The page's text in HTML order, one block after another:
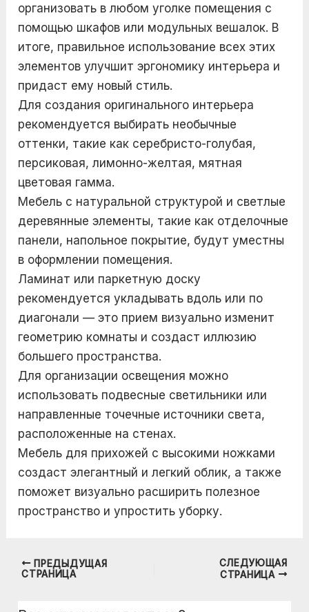
организовать в любом уголке помещения с
помощью шкафов или модульных вешалок. В
итоге, правильное использование всех этих
элементов улучшит эргономику интерьера и
придаст ему новый стиль.
Для создания оригинального интерьера
рекомендуется выбирать необычные
оттенки, такие как серебристо-голубая,
персиковая, лимонно-желтая, мятная
цветовая гамма.
Мебель с натуральной структурой и светлые
деревянные элементы, такие как отделочные
панели, напольное покрытие, будут уместны
в оформлении помещения.
Ламинат или паркетную доску
рекомендуется укладывать вдоль или по
диагонали — это прием визуально изменит
геометрию комнаты и создаст иллюзию
большего пространства.
Для организации освещения можно
использовать подвесные светильники или
направленные точечные источники света,
расположенные на стенах.
Мебель для прихожей с высокими ножками
создаст элегантный и легкий облик, а также
поможет визуально расширить полезное
пространство и упростить уборку.
Навигация
ПРЕДЫДУЩАЯ
СТРАНИЦА
СЛЕДУЮЩАЯ
СТРАНИЦА